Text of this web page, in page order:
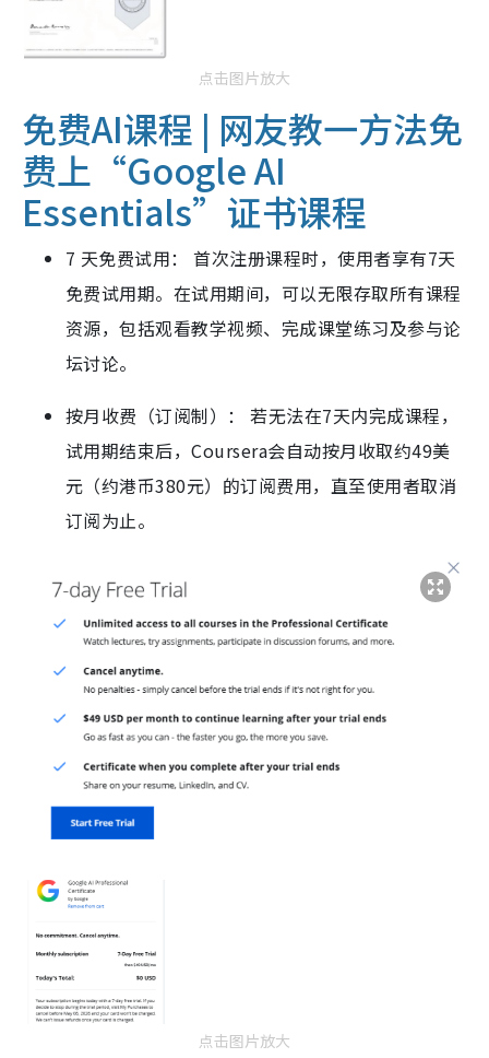
点击图片放大
免费AI课程 | 网友教一方法免
费上 “Google AI
Essentials”证书课程
7 天免费试用： 首次注册课程时，使用者享有7天
免费试用期。在试用期间，可以无限存取所有课程
资源，包括观看教学视频、完成课堂练习及参与论
坛讨论。
按月收费（订阅制）： 若无法在7天内完成课程，
试用期结束后，Coursera会自动按月收取约49美
元（约港币380元）的订阅费用，直至使用者取消
订阅为止。
点击图片放大